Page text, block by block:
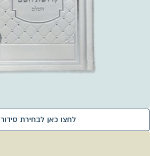
לחצו כאן לבחירת סידור